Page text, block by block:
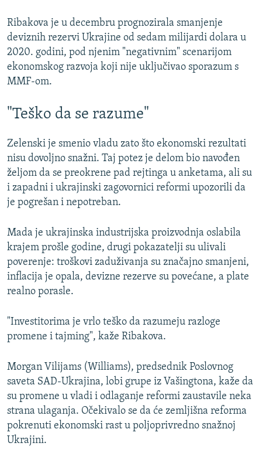
Ribakova je u decembru prognozirala smanjenje
deviznih rezervi Ukrajine od sedam milijardi dolara u
2020. godini, pod njenim "negativnim" scenarijom
ekonomskog razvoja koji nije uključivao sporazum s
MMF-om.
"Teško da se razume"
Zelenski je smenio vladu zato što ekonomski rezultati
nisu dovoljno snažni. Taj potez je delom bio navođen
željom da se preokrene pad rejtinga u anketama, ali su
i zapadni i ukrajinski zagovornici reformi upozorili da
je pogrešan i nepotreban.
Mada je ukrajinska industrijska proizvodnja oslabila
krajem prošle godine, drugi pokazatelji su ulivali
poverenje: troškovi zaduživanja su značajno smanjeni,
inflacija je opala, devizne rezerve su povećane, a plate
realno porasle.
"Investitorima je vrlo teško da razumeju razloge
promene i tajming", kaže Ribakova.
Morgan Vilijams (Williams), predsednik Poslovnog
saveta SAD-Ukrajina, lobi grupe iz Vašingtona, kaže da
su promene u vladi i odlaganje reformi zaustavile neka
strana ulaganja. Očekivalo se da će zemljišna reforma
pokrenuti ekonomski rast u poljoprivredno snažnoj
Ukrajini.